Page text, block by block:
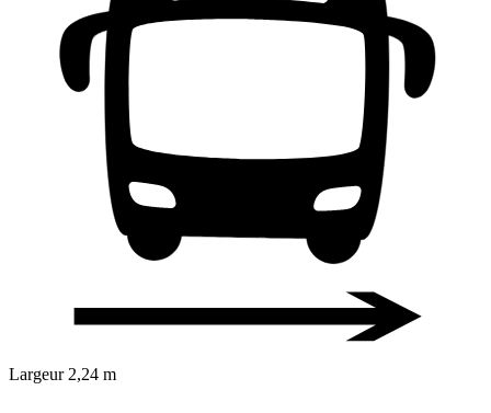
Largeur 2,24 m